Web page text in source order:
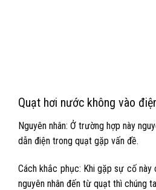
Quạt hơi nước không vào
Nguyên nhân: Ở trường hợp này
dẫn điện trong quạt gặp vấn đề.
Cách khắc phục: Khi gặp sự cố
nguyên nhân đến từ quạt thì chúng